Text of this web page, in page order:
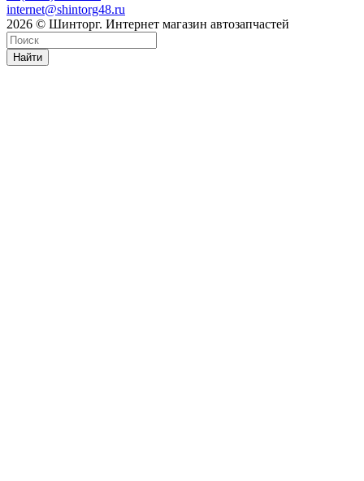
internet@shintorg48.ru
2026 © Шинторг. Интернет магазин автозапчастей
Найти